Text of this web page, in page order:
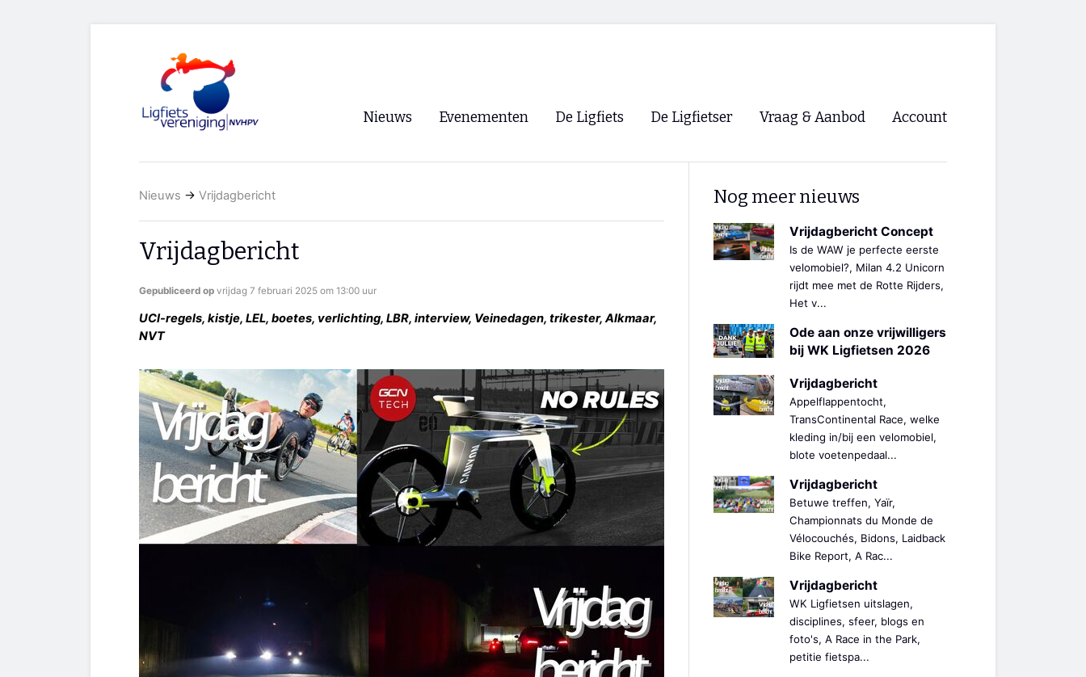
Nieuws Evenementen
WK Ligfietsen 2026
CycleVision
De Ligfiets De Ligfietser
Ligfietsvereninging NVHPV
Lokale Fietsverenigingen
Forum ligfietsers.nl 🡺
Vraag & Aanbod Account
Nieuws → Vrijdagbericht
Vrijdagbericht
Gepubliceerd op vrijdag 7 februari 2025 om 13:00 uur
UCI-regels, kistje, LEL, boetes, verlichting, LBR, interview, Veinedagen, trikester, Alkmaar,
NVT
Nog meer nieuws
Vrijdagbericht Concept
Is de WAW je perfecte eerste
velomobiel?, Milan 4.2 Unicorn
rijdt mee met de Rotte Rijders,
Het v...
Ode aan onze vrijwilligers
bij WK Ligfietsen 2026
Vrijdagbericht
Appelflappentocht,
TransContinental Race, welke
kleding in/bij een velomobiel,
blote voetenpedaal...
Vrijdagbericht
Betuwe treffen, Yaïr,
Championnats du Monde de
Vélocouchés, Bidons, Laidback
Bike Report, A Rac...
Vrijdagbericht
WK Ligfietsen uitslagen,
disciplines, sfeer, blogs en
foto's, A Race in the Park,
petitie fietspa...